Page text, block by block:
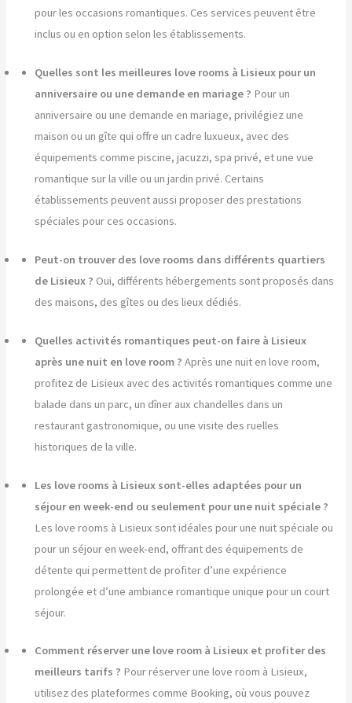
pour les occasions romantiques. Ces services peuvent être
inclus ou en option selon les établissements.
Quelles sont les meilleures love rooms à Lisieux pour un
anniversaire ou une demande en mariage ? Pour un
anniversaire ou une demande en mariage, privilégiez une
maison ou un gîte qui offre un cadre luxueux, avec des
équipements comme piscine, jacuzzi, spa privé, et une vue
romantique sur la ville ou un jardin privé. Certains
établissements peuvent aussi proposer des prestations
spéciales pour ces occasions.
Peut-on trouver des love rooms dans différents quartiers
de Lisieux ? Oui, différents hébergements sont proposés dans
des maisons, des gîtes ou des lieux dédiés.
Quelles activités romantiques peut-on faire à Lisieux
après une nuit en love room ? Après une nuit en love room,
profitez de Lisieux avec des activités romantiques comme une
balade dans un parc, un dîner aux chandelles dans un
restaurant gastronomique, ou une visite des ruelles
historiques de la ville.
Les love rooms à Lisieux sont-elles adaptées pour un
séjour en week-end ou seulement pour une nuit spéciale ?
Les love rooms à Lisieux sont idéales pour une nuit spéciale ou
pour un séjour en week-end, offrant des équipements de
détente qui permettent de profiter d’une expérience
prolongée et d’une ambiance romantique unique pour un court
séjour.
Comment réserver une love room à Lisieux et profiter des
meilleurs tarifs ? Pour réserver une love room à Lisieux,
utilisez des plateformes comme Booking, où vous pouvez